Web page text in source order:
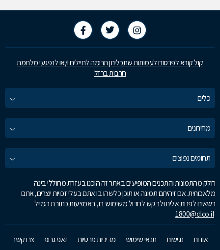
קול קורא לפרסום לעמותות שתכליתן תרומה לחיילים ו/או לנפגעי מלחמת
חרבות ברזל
כלים
מחירונים
תחומים נפוצים
חלק מהתמונות והתכנים המופיעים באתר זה הוכנו בעזרת מחוללי בינה
מלאכותית. אם זיהיתם תמונה או תוכן כלשהו בו אתם בעלי זכויות יוצרים, אתם
רשאים לפנות אלינו ולבקש לחדול משימוש בו, באמצעות כתובת המייל
1800@d.co.il
אודות נגישות תנאי שימוש מדיניות פרטיות זאפ גרופ צרו קשר